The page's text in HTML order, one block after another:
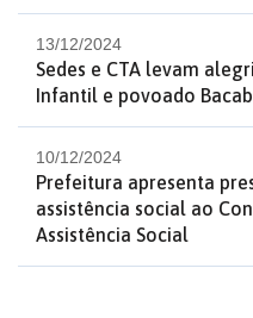
13/12/2024
Sedes e CTA levam
Infantil e povoado
10/12/2024
Prefeitura apresenta
assistência social ao
Assistência Social